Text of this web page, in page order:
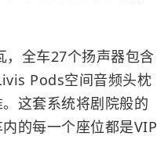
，全车27个扬声器包含
Pods空间音频头枕
这套系统将剧院般的
的每一个座位都是VIP